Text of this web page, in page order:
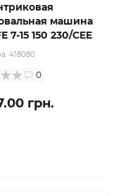
машина
7-15 150 230/CEE
418080
0
грн.